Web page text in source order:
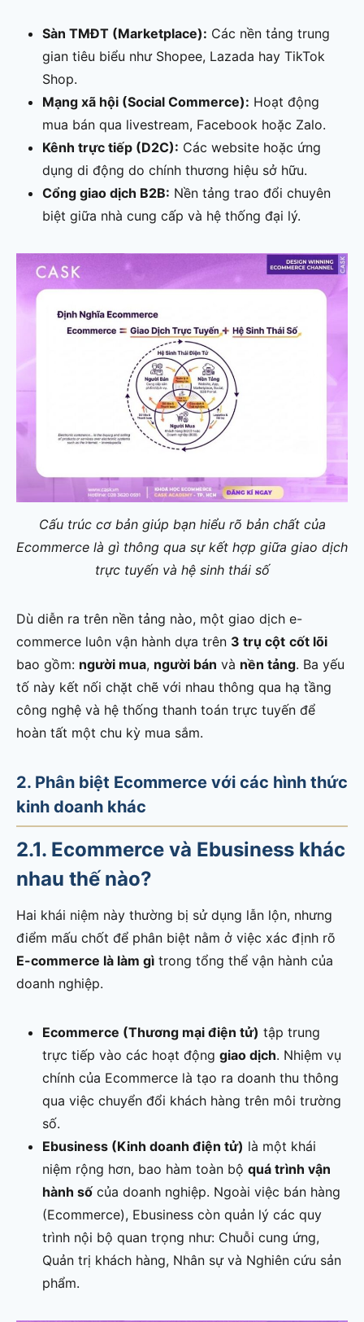
Sàn TMĐT (Marketplace): Các nền tảng trung
gian tiêu biểu như Shopee, Lazada hay TikTok
Shop.
Mạng xã hội (Social Commerce): Hoạt động
mua bán qua livestream, Facebook hoặc Zalo.
Kênh trực tiếp (D2C): Các website hoặc ứng
dụng di động do chính thương hiệu sở hữu.
Cổng giao dịch B2B: Nền tảng trao đổi chuyên
biệt giữa nhà cung cấp và hệ thống đại lý.
Cấu trúc cơ bản giúp bạn hiểu rõ bản chất của
Ecommerce là gì thông qua sự kết hợp giữa giao dịch
trực tuyến và hệ sinh thái số
Dù diễn ra trên nền tảng nào, một giao dịch e-
commerce luôn vận hành dựa trên 3 trụ cột cốt lõi
bao gồm: người mua, người bán và nền tảng. Ba yếu
tố này kết nối chặt chẽ với nhau thông qua hạ tầng
công nghệ và hệ thống thanh toán trực tuyến để
hoàn tất một chu kỳ mua sắm.
2. Phân biệt Ecommerce với các hình thức
kinh doanh khác
2.1. Ecommerce và Ebusiness khác
nhau thế nào?
Hai khái niệm này thường bị sử dụng lẫn lộn, nhưng
điểm mấu chốt để phân biệt nằm ở việc xác định rõ
E-commerce là làm gì trong tổng thể vận hành của
doanh nghiệp.
Ecommerce (Thương mại điện tử) tập trung
trực tiếp vào các hoạt động giao dịch. Nhiệm vụ
chính của Ecommerce là tạo ra doanh thu thông
qua việc chuyển đổi khách hàng trên môi trường
số.
Ebusiness (Kinh doanh điện tử) là một khái
niệm rộng hơn, bao hàm toàn bộ quá trình vận
hành sốcủa doanh nghiệp. Ngoài việc bán hàng
(Ecommerce), Ebusiness còn quản lý các quy
trình nội bộ quan trọng như: Chuỗi cung ứng,
Quản trị khách hàng, Nhân sự và Nghiên cứu sản
phẩm.